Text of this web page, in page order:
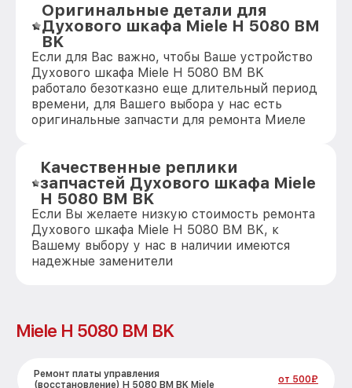
Оригинальные детали для
Духового шкафа Miele H 5080 BM
BK
Если для Вас важно, чтобы Ваше устройство
Духового шкафа Miele H 5080 BM BK
работало безотказно еще длительный период
времени, для Вашего выбора у нас есть
оригинальные запчасти для ремонта Миеле
Качественные реплики
запчастей Духового шкафа Miele
H 5080 BM BK
Если Вы желаете низкую стоимость ремонта
Духового шкафа Miele H 5080 BM BK, к
Вашему выбору у нас в наличии имеются
надежные заменители
Miele H 5080 BM BK
Ремонт платы управления
(восстановление) H 5080 BM BK Miele
от 500₽